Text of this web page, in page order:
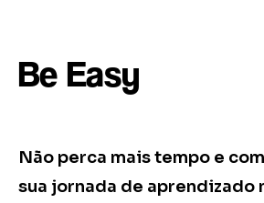
Be Easy
Não perca mais tempo e
sua jornada de aprendizado